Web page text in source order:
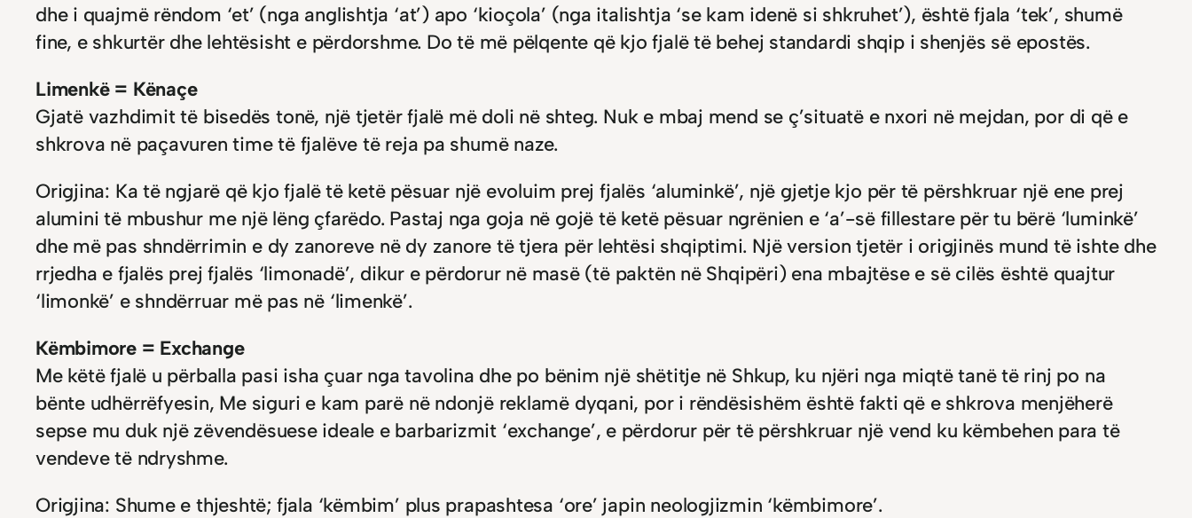
dhe i quajmë rëndom ‘et’ (nga anglishtja ‘at’) apo ‘kioçola’ (nga italishtja ‘se kam idenë si shkruhet’), është fjala ‘tek’, shumë
fine, e shkurtër dhe lehtësisht e përdorshme. Do të më pëlqente që kjo fjalë të behej standardi shqip i shenjës së epostës.
Limenkë = Kënaçe
Gjatë vazhdimit të bisedës tonë, një tjetër fjalë më doli në shteg. Nuk e mbaj mend se ç’situatë e nxori në mejdan, por di që e
shkrova në paçavuren time të fjalëve të reja pa shumë naze.
Origjina: Ka të ngjarë që kjo fjalë të ketë pësuar një evoluim prej fjalës ‘aluminkë’, një gjetje kjo për të përshkruar një ene prej
alumini të mbushur me një lëng çfarëdo. Pastaj nga goja në gojë të ketë pësuar ngrënien e ‘a’-së fillestare për tu bërë ‘luminkë’
dhe më pas shndërrimin e dy zanoreve në dy zanore të tjera për lehtësi shqiptimi. Një version tjetër i origjinës mund të ishte dhe
rrjedha e fjalës prej fjalës ‘limonadë’, dikur e përdorur në masë (të paktën në Shqipëri) ena mbajtëse e së cilës është quajtur
‘limonkë’ e shndërruar më pas në ‘limenkë’.
Këmbimore = Exchange
Me këtë fjalë u përballa pasi isha çuar nga tavolina dhe po bënim një shëtitje në Shkup, ku njëri nga miqtë tanë të rinj po na
bënte udhërrëfyesin, Me siguri e kam parë në ndonjë reklamë dyqani, por i rëndësishëm është fakti që e shkrova menjëherë
sepse mu duk një zëvendësuese ideale e barbarizmit ‘exchange’, e përdorur për të përshkruar një vend ku këmbehen para të
vendeve të ndryshme.
Origjina: Shume e thjeshtë; fjala ‘këmbim’ plus prapashtesa ‘ore’ japin neologjizmin ‘këmbimore’.